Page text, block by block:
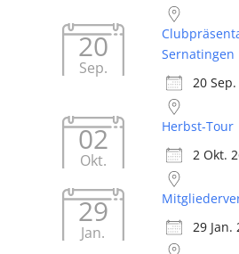
20
Sep.
Sernatingen
20
02
Okt.
Herbst-Tour
2 Okt.
29
Jan.
29 Jan.